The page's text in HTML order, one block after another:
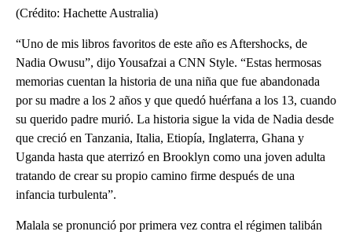
(Crédito: Hachette Australia)
“Uno de mis libros favoritos de este año es Aftershocks, de
Nadia Owusu”, dijo Yousafzai a CNN Style. “Estas hermosas
memorias cuentan la historia de una niña que fue abandonada
por su madre a los 2 años y que quedó huérfana a los 13, cuando
su querido padre murió. La historia sigue la vida de Nadia desde
que creció en Tanzania, Italia, Etiopía, Inglaterra, Ghana y
Uganda hasta que aterrizó en Brooklyn como una joven adulta
tratando de crear su propio camino firme después de una
infancia turbulenta”.
Malala se pronunció por primera vez contra el régimen talibán